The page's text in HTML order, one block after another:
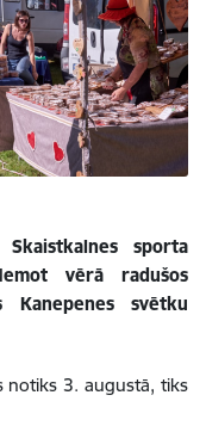
sporta
vērā radušos
Kanepenes svētku
notiks 3. augustā, tiks